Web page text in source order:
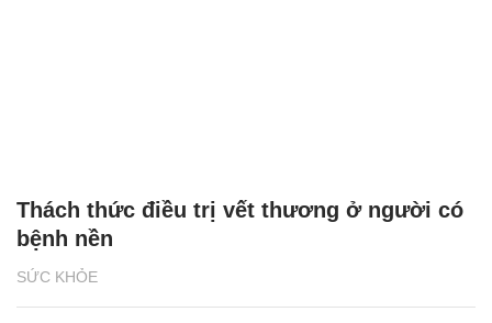
SỨC KHỎE
Thách thức điều trị vết thương ở người có
bệnh nền